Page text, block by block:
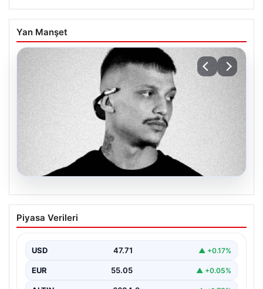
Yan Manşet
06.08.2026
Klibinde silah kullanan rapçi Yuşa
Keskin ile 3 şüpheli adli kontrol ile
Piyasa Verileri
USD 47.71 ▲ +0.17%
EUR 55.05 ▲ +0.05%